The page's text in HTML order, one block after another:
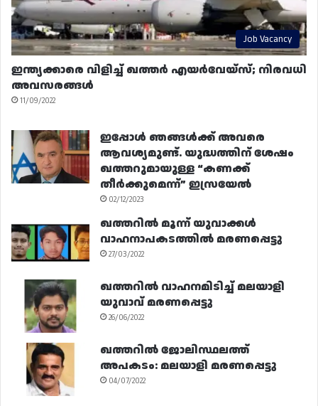
Job Vacancy
ഇന്ത്യക്കാരെ വിളിച്ച് ഖത്തർ എയർവേയ്‌സ്; നിരവധി
അവസരങ്ങൾ
11/09/2022
ഇപ്പോൾ ഞങ്ങൾക്ക് അവരെ
ആവശ്യമുണ്ട്. യുദ്ധത്തിന് ശേഷം
ഖത്തറുമായുള്ള “കണക്ക്
തീർക്കുമെന്ന്” ഇസ്രയേൽ
02/12/2023
ഖത്തറിൽ മൂന്ന് യുവാക്കൾ
വാഹനാപകടത്തിൽ മരണപ്പെട്ടു
27/03/2022
ഖത്തറിൽ വാഹനമിടിച്ച് മലയാളി
യുവാവ് മരണപ്പെട്ടു
26/06/2022
ഖത്തറിൽ ജോലിസ്ഥലത്ത്
അപകടം: മലയാളി മരണപ്പെട്ടു
04/07/2022